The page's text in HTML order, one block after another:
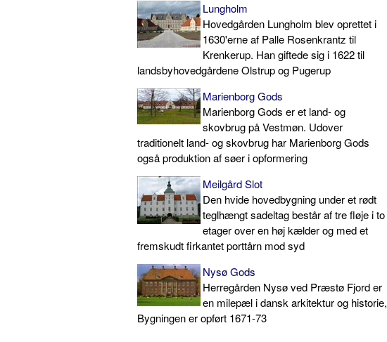
Lungholm
Hovedgården Lungholm blev oprettet i
1630'erne af Palle Rosenkrantz til
Krenkerup. Han giftede sig i 1622 til
landsbyhovedgårdene Olstrup og Pugerup
Marienborg Gods
Marienborg Gods er et land- og
skovbrug på Vestmøn. Udover
traditionelt land- og skovbrug har Marienborg Gods
også produktion af søer i opformering
Meilgård Slot
Den hvide hovedbygning under et rødt
teglhængt sadeltag består af tre fløje i to
etager over en høj kælder og med et
fremskudt firkantet porttårn mod syd
Nysø Gods
Herregården Nysø ved Præstø Fjord er
en milepæl i dansk arkitektur og historie,
Bygningen er opført 1671-73